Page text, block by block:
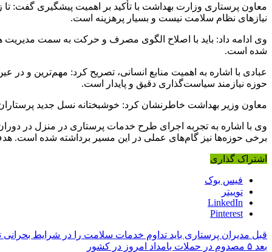
معاون پرستاری وزارت بهداشت با تأکید بر اهمیت پیشگیری گفت:
نیازهای نظام سلامت نیست و بسیار پرهزینه است.
وی ادامه داد: باید با اصلاح الگوی مصرف و حرکت به سمت
شده است.
عبادی با اشاره به اهمیت منابع انسانی، تصریح کرد: مهم‌ترین و در
حوزه نیازمند سیاست‌گذاری دقیق و پایدار است.
معاون وزیر بهداشت خاطرنشان کرد: خوشبختانه نسل جدید
وی با اشاره به تجربه اجرای طرح خدمات پرستاری در منزل در
برخی حوزه‌ها نیز گام‌های عملی در این مسیر برداشته شده است.
اشتراک گذاری
فیس بوک
توییتر
LinkedIn
Pinterest
قبل مدیران پرستاری باید تداوم خدمات سلامت را در شرایط بحرانی
بعد